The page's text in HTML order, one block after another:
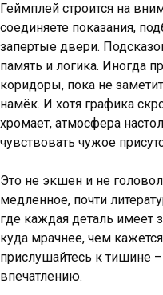
Геймплей строится на
соединяете показания,
запертые двери.
память и логика. Иногда
коридоры, пока не
намёк. И хотя графика
хромает, атмосфера
чувствовать чужое
Это не экшен и не
медленное, почти
где каждая деталь имеет
куда мрачнее, чем
прислушайтесь к тишине
впечатлению.